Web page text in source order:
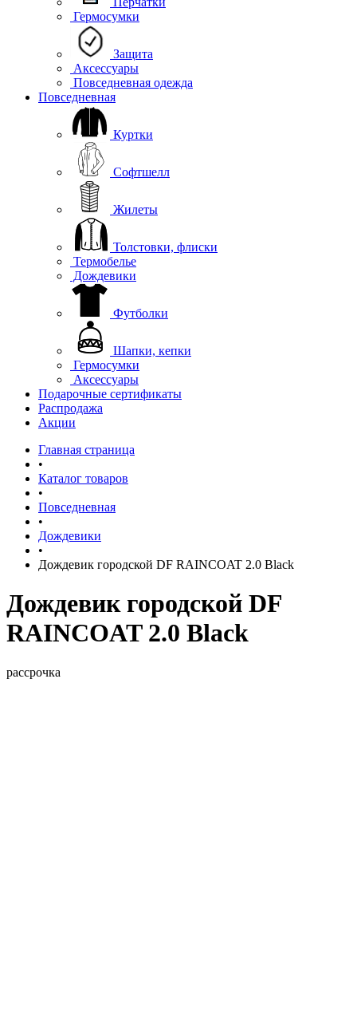
Гермосумки
Защита
Аксессуары
Повседневная одежда
Повседневная
Куртки
Софтшелл
Жилеты
Толстовки, флиски
Термобелье
Дождевики
Футболки
Шапки, кепки
Гермосумки
Аксессуары
Подарочные сертификаты
Распродажа
Акции
Главная страница
•
Каталог товаров
•
Повседневная
•
Дождевики
•
Дождевик городской DF RAINCOAT 2.0 Black
Дождевик городской DF
RAINCOAT 2.0 Black
рассрочка